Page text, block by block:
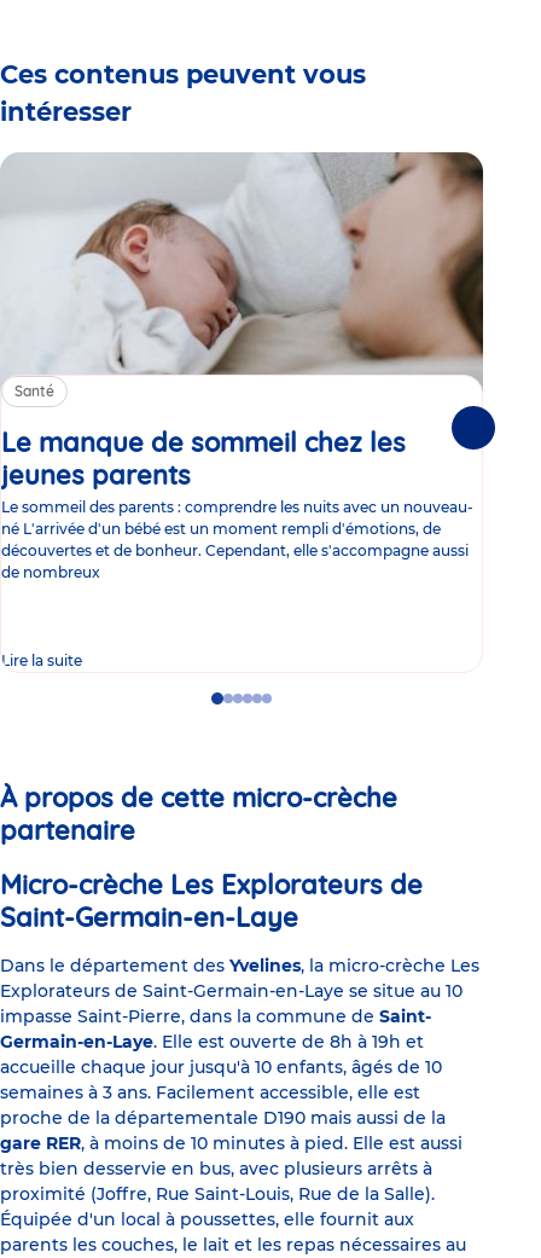
Ces contenus peuvent vous
intéresser
Santé
Le manque de sommeil chez les
jeunes parents
Le sommeil des parents : comprendre les nuits avec un nouveau-
né L'arrivée d'un bébé est un moment rempli d'émotions, de
découvertes et de bonheur. Cependant, elle s'accompagne aussi
de nombreux
Lire la suite
GoGoGoGo
GoGo
À propos de cette micro-crèche
partenaire
Micro-crèche Les Explorateurs de
Saint-Germain-en-Laye
Dans le département des Yvelines, la micro-crèche Les
Explorateurs de Saint-Germain-en-Laye se situe au 10
impasse Saint-Pierre, dans la commune de Saint-
Germain-en-Laye. Elle est ouverte de 8h à 19h et
accueille chaque jour jusqu'à 10 enfants, âgés de 10
semaines à 3 ans. Facilement accessible, elle est
proche de la départementale D190 mais aussi de la
gare RER, à moins de 10 minutes à pied. Elle est aussi
très bien desservie en bus, avec plusieurs arrêts à
proximité (Joffre, Rue Saint-Louis, Rue de la Salle).
Équipée d'un local à poussettes, elle fournit aux
parents les couches, le lait et les repas nécessaires au